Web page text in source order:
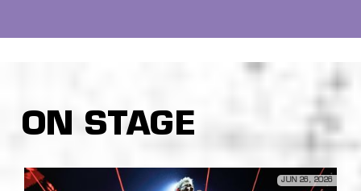
ON STAGE
JUN 26, 2026